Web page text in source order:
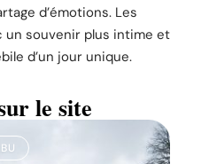
d’émotions. Les
souvenir plus intime et
d’un jour unique.
le site